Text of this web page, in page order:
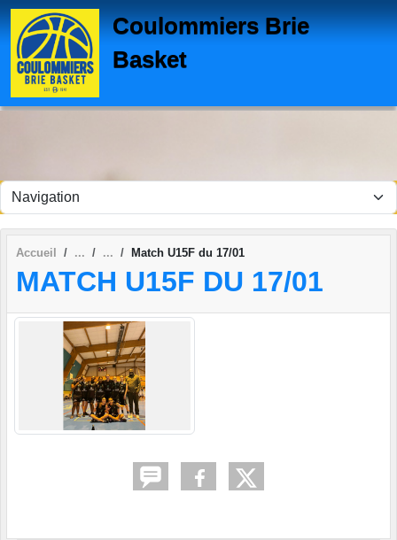
Coulommiers Brie
Basket
Accueil Match U15F du 17/01
MATCH U15F DU 17/01
Panneau de gestion des cookies